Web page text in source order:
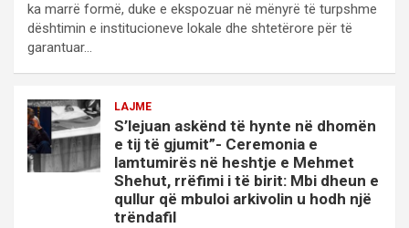
ka marrë formë, duke e ekspozuar në mënyrë të turpshme
dështimin e institucioneve lokale dhe shtetërore për të
garantuar…
LAJME
S’lejuan askënd të hynte në dhomën
e tij të gjumit”- Ceremonia e
lamtumirës në heshtje e Mehmet
Shehut, rrëfimi i të birit: Mbi dheun e
qullur që mbuloi arkivolin u hodh një
trëndafil